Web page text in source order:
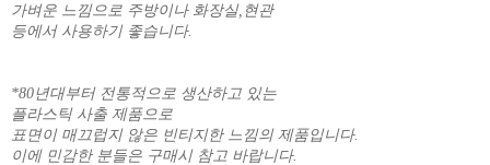
가벼운 느낌으로 주방이나 화장실,현관
등에서 사용하기 좋습니다.
*80년대부터 전통적으로 생산하고 있는
플라스틱 사출 제품으로
표면이 매끄럽지 않은 빈티지한 느낌의 제품입니다.
이에 민감한 분들은 구매시 참고 바랍니다.